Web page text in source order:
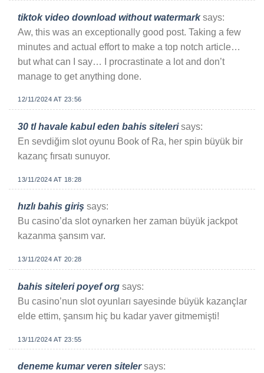
tiktok video download without watermark says:
Aw, this was an exceptionally good post. Taking a few
minutes and actual effort to make a top notch article…
but what can I say… I procrastinate a lot and don’t
manage to get anything done.
12/11/2024 AT 23:56
30 tl havale kabul eden bahis siteleri says:
En sevdiğim slot oyunu Book of Ra, her spin büyük bir
kazanç fırsatı sunuyor.
13/11/2024 AT 18:28
hızlı bahis giriş says:
Bu casino’da slot oynarken her zaman büyük jackpot
kazanma şansım var.
13/11/2024 AT 20:28
bahis siteleri poyef org says:
Bu casino’nun slot oyunları sayesinde büyük kazançlar
elde ettim, şansım hiç bu kadar yaver gitmemişti!
13/11/2024 AT 23:55
deneme kumar veren siteler says: